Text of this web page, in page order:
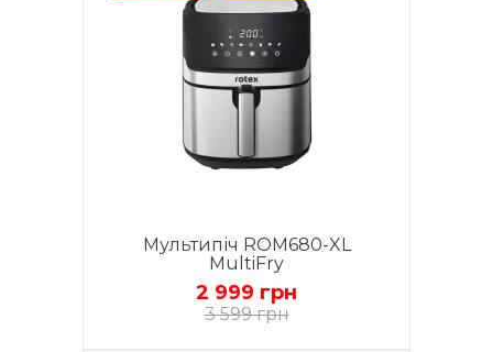
Мультипіч ROM680-XL
MultiFry
2 999 грн
3 599 грн